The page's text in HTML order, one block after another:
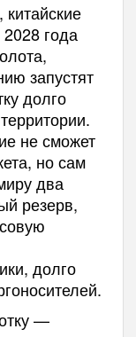
года
запустят
долго
не сможет
но сам
два
резерв,
долго
—